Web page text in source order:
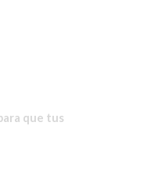
que tus